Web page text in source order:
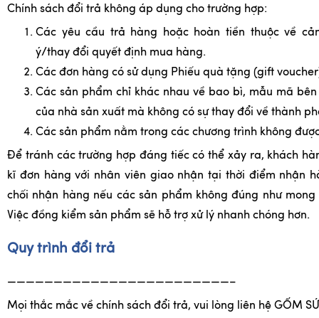
Chính sách đổi trả không áp dụng cho trường hợp:
Các yêu cầu trả hàng hoặc hoàn tiền thuộc về
ý/thay đổi quyết định mua hàng.
Các đơn hàng có sử dụng Phiếu quà tặng (gift
Các sản phẩm chỉ khác nhau về bao bì, mẫu mã
của nhà sản xuất mà không có sự thay đổi về thành
Các sản phẩm nằm trong các chương trình không
Để tránh các trường hợp đáng tiếc có thể xảy ra, khách
kĩ đơn hàng với nhân viên giao nhận tại thời điểm nhận
chối nhận hàng nếu các sản phẩm không đúng như
Việc đồng kiểm sản phẩm sẽ hỗ trợ xử lý nhanh chóng hơn.
Quy trình đổi trả
————————————————————————–
Mọi thắc mắc về chính sách đổi trả, vui lòng liên hệ GỐM SỨ